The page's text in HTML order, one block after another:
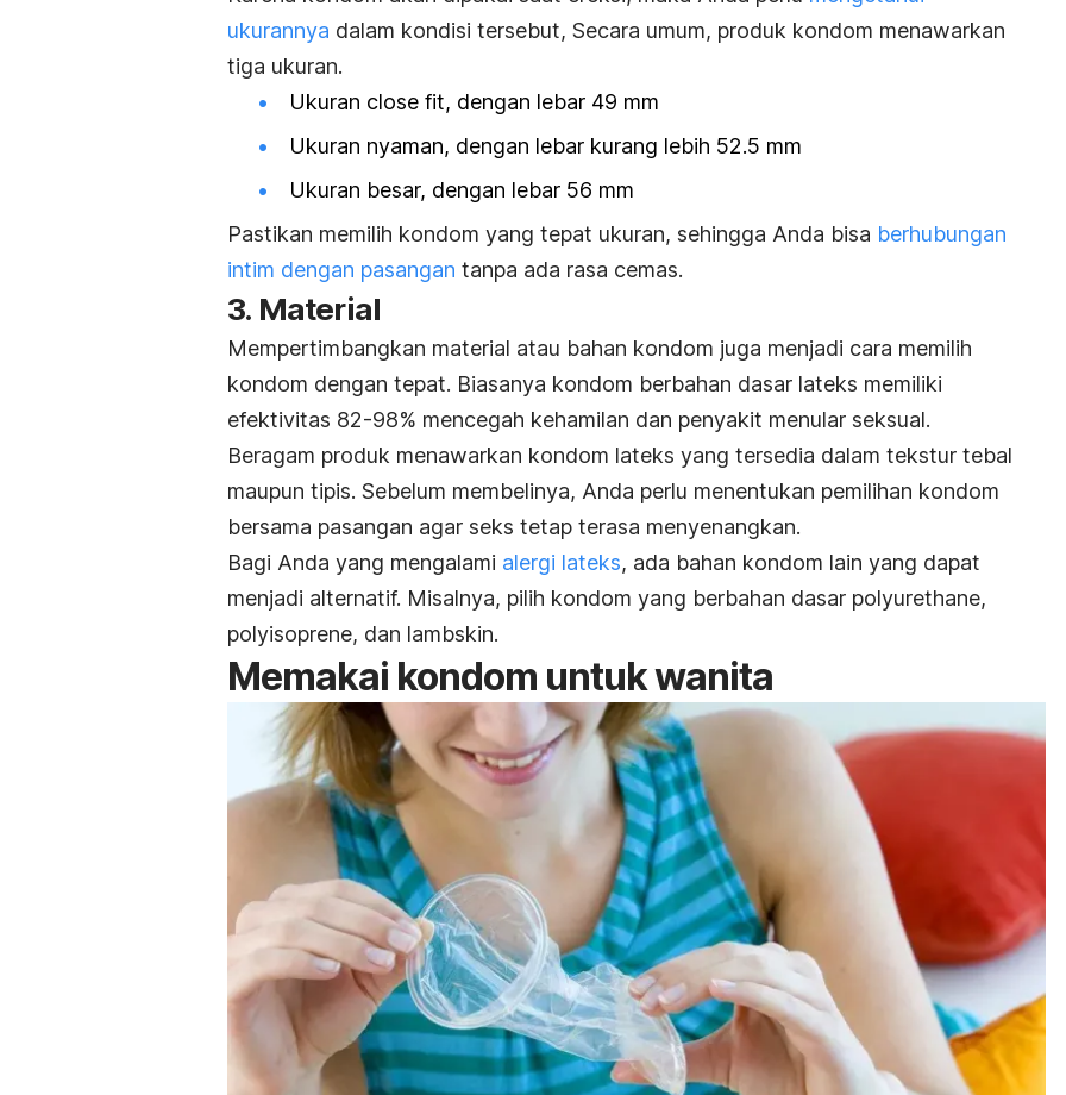
ukurannya dalam kondisi tersebut, Secara umum, produk kondom menawarkan
tiga ukuran.
Ukuran close fit, dengan lebar 49 mm
Ukuran nyaman, dengan lebar kurang lebih 52.5 mm
Ukuran besar, dengan lebar 56 mm
Pastikan memilih kondom yang tepat ukuran, sehingga Anda bisa berhubungan
intim dengan pasangan tanpa ada rasa cemas.
3. Material
Mempertimbangkan material atau bahan kondom juga menjadi cara memilih
kondom dengan tepat. Biasanya kondom berbahan dasar lateks memiliki
efektivitas 82-98% mencegah kehamilan dan penyakit menular seksual.
Beragam produk menawarkan kondom lateks yang tersedia dalam tekstur tebal
maupun tipis. Sebelum membelinya, Anda perlu menentukan pemilihan kondom
bersama pasangan agar seks tetap terasa menyenangkan.
Bagi Anda yang mengalami alergi lateks, ada bahan kondom lain yang dapat
menjadi alternatif. Misalnya, pilih kondom yang berbahan dasar polyurethane,
polyisoprene, dan lambskin.
Memakai kondom untuk wanita